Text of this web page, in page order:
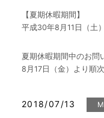
【夏期休暇期間】
平成30年8月11日（土
夏期休暇期間中のお問
8月17日（金）より順
2018/07/13